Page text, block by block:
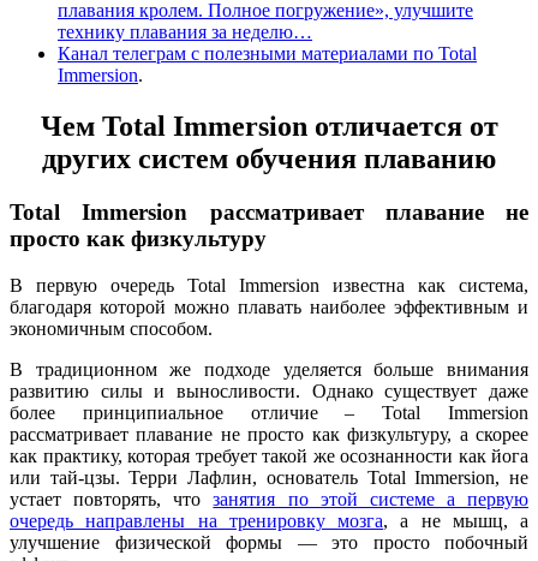
плавания кролем. Полное погружение», улучшите
технику плавания за неделю…
Канал телеграм с полезными материалами по Total
Immersion.
Чем Total Immersion отличается от
других систем обучения плаванию
Total Immersion рассматривает плавание не
просто как физкультуру
В первую очередь Total Immersion известна как система,
благодаря которой можно плавать наиболее эффективным и
экономичным способом.
В традиционном же подходе уделяется больше внимания
развитию силы и выносливости. Однако существует даже
более принципиальное отличие – Total Immersion
рассматривает плавание не просто как физкультуру, а скорее
как практику, которая требует такой же осознанности как йога
или тай-цзы. Терри Лафлин, основатель Total Immersion, не
устает повторять, чтозанятия по этой системе а первую
очередь направлены на тренировку мозга, а не мышц, а
улучшение физической формы — это просто побочный